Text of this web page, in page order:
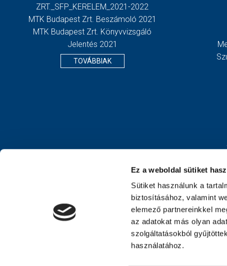
Ez a weboldal sütiket
Sütiket használunk a
biztosításához, valamint
elemező partnereinkkel
az adatokat más olyan
szolgáltatásokból
használatához.
ZRT._SFP_KERELEM_2021-2022
MTK Budapest Zrt. Beszámoló 2021
MTK Budapest Zrt. Könyvvizsgáló
Jelentés 2021
TOVÁBBIAK